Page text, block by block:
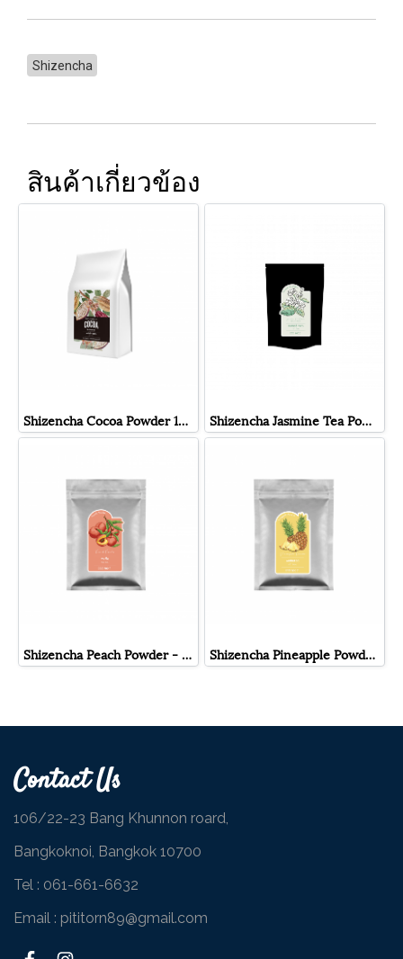
Shizencha
สินค้าเกี่ยวข้อง
Shizencha Cocoa Powder 100% - ผงโกโก้100% ชิเซนฉะ Shizencha Jasmine Tea Powder - ผงชงสำเร็จรูป ชามะลิ ชิเซน
Shizencha Peach Powder - ผงชงสำเร็จรูป พีช ชิเซน Shizencha Pineapple Powder - ผงชงสำเร็จรูป สับปะรด ชิเซน
Contact Us
106/22-23 Bang Khunnon roard,
Bangkoknoi, Bangkok 10700
Tel : 061-661-6632
Email : pititorn89@gmail.com